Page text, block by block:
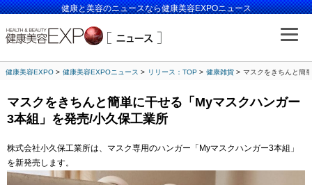
健康と美容のニュースなら健康美容EXPOニュース
健康美容EXPO 健康美容EXPOニュース リリース：TOP 健康雑貨 マスクをきちんと簡
マスクをきちんと簡単に干せる「Myマスクハンガー
3本組」を発売/小久保工業所
株式会社小久保工業所は、マスク専用のハンガー「Myマスクハンガー3本組」
を新発売します。